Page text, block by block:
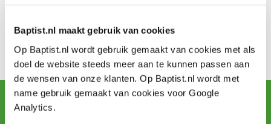
Baptist.nl maakt gebruik van cookies
Op Baptist.nl wordt gebruik gemaakt van cookies met als
doel de website steeds meer aan te kunnen passen aan
de wensen van onze klanten. Op Baptist.nl wordt met
name gebruik gemaakt van cookies voor Google
Analytics.
van afzuigapparaat tot spookschaaf, pyrografieset, etc.
Ik maak hiermee vissen van hout uit linde of cederhout."
Werk van:René Koster
Schrijf u in voor de maandelijkse nieuwsbrief
en ontvang aanbiedingen, nieuwe producten en tips.